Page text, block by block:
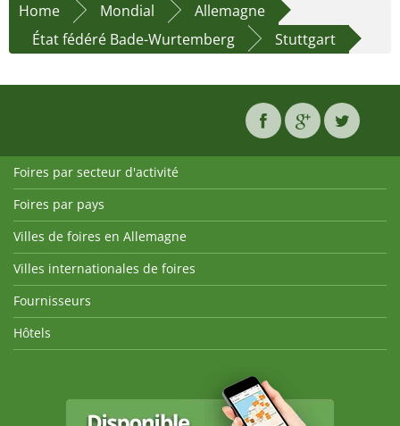
Home Mondial
Allemagne
État fédéré Bade-Wurtemberg
Stuttgart
Foires par secteur d'activité
Foires par pays
Villes de foires en Allemagne
Villes internationales de foires
Fournisseurs
Hôtels